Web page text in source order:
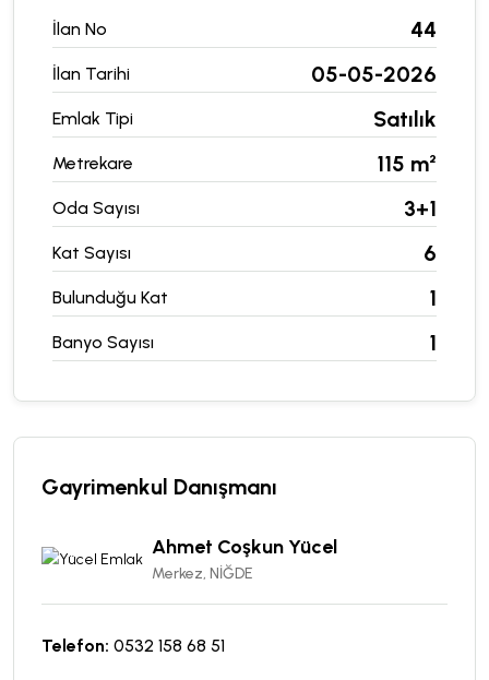
İlan No 44
İlan Tarihi 05-05-2026
Emlak Tipi Satılık
Metrekare 115 m²
Oda Sayısı 3+1
Kat Sayısı 6
Bulunduğu Kat 1
Banyo Sayısı 1
Gayrimenkul Danışmanı
Ahmet Coşkun Yücel
Merkez, NİĞDE
Telefon: 0532 158 68 51